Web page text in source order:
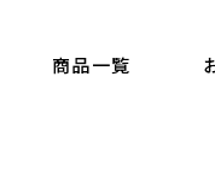
商品一覧